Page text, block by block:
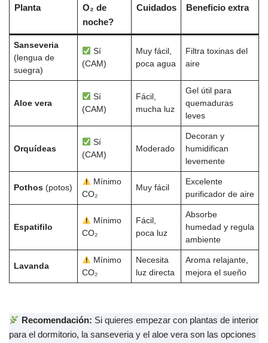
Planta
O₂ de
noche?
Cuidados Beneficio extra
Sanseveria
(lengua de
suegra)
Sí
(CAM)
Muy fácil,
poca agua
Filtra toxinas del
aire
Aloe vera
Sí
(CAM)
Fácil,
mucha luz
Gel útil para
quemaduras
leves
Orquídeas
Sí
(CAM)
Moderado
Decoran y
humidifican
levemente
Pothos(potos)
Mínimo
CO₂
Muy fácil
Excelente
purificador de aire
Espatifilo
Mínimo
CO₂
Fácil,
poca luz
Absorbe
humedad y regula
ambiente
Lavanda
Mínimo
CO₂
Necesita
luz directa
Aroma relajante,
mejora el sueño
Recomendación: Si quieres empezar con plantas de interior
para el dormitorio, la sanseveria y el aloe vera son las opciones